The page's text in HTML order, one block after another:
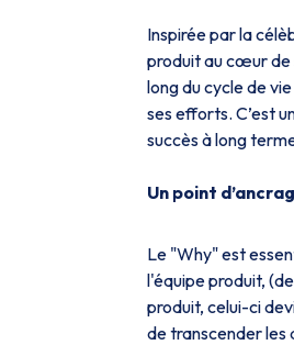
Inspirée par la
produit au cœur de
long du cycle de
ses efforts. C’est
succès à long
Un point
Le "Why" est
l'équipe produit,
produit, celui-ci
de transcender les